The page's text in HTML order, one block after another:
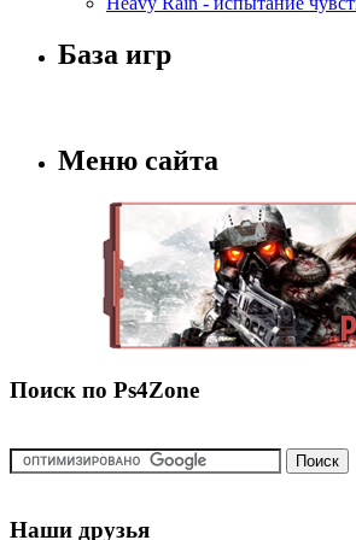
База игр
Меню сайта
Поиск по Ps4Zone
Наши друзья